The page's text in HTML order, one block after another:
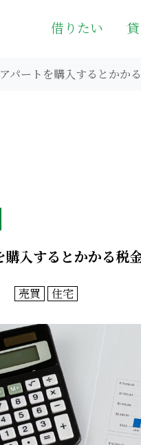
借りたい
アパートを購入するとかか
購入するとかかる税
売買 住宅